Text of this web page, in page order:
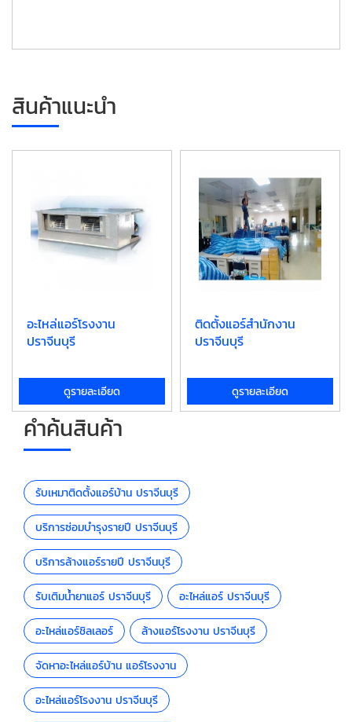
สินค้าแนะนำ
อะไหล่แอร์โรงงาน
ปราจีนบุรี
ดูรายละเอียด
ติดตั้งแอร์สำนักงาน
ปราจีนบุรี
ดูรายละเอียด
คำค้นสินค้า
รับเหมาติดตั้งแอร์บ้าน ปราจีนบุรี
บริการซ่อมบำรุงรายปี ปราจีนบุรี
บริการล้างแอร์รายปี ปราจีนบุรี
รับเติมน้ำยาแอร์ ปราจีนบุรี อะไหล่แอร์ ปราจีนบุรี
อะไหล่แอร์ชิลเลอร์ ล้างแอร์โรงงาน ปราจีนบุรี
จัดหาอะไหล่แอร์บ้าน แอร์โรงงาน
อะไหล่แอร์โรงงาน ปราจีนบุรี